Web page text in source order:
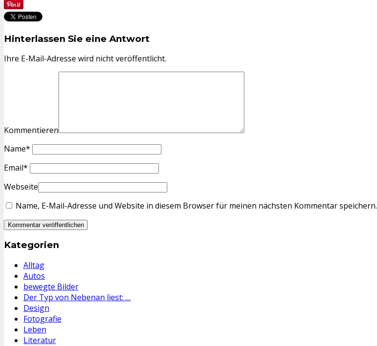
Hinterlassen Sie eine Antwort
Ihre E-Mail-Adresse wird nicht veröffentlicht.
Kommentieren
Name*
Email*
Webseite
Name, E-Mail-Adresse und Website in diesem Browser für meinen nächsten Kommentar speichern.
Kategorien
Alltag
Autos
bewegte Bilder
Der Typ von Nebenan liest: …
Design
Fotografie
Leben
Literatur